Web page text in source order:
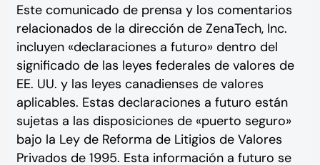
Este comunicado de prensa y los comentarios
relacionados de la dirección de ZenaTech, Inc.
incluyen «declaraciones a futuro» dentro del
significado de las leyes federales de valores de
EE. UU. y las leyes canadienses de valores
aplicables. Estas declaraciones a futuro están
sujetas a las disposiciones de «puerto seguro»
bajo la Ley de Reforma de Litigios de Valores
Privados de 1995. Esta información a futuro se